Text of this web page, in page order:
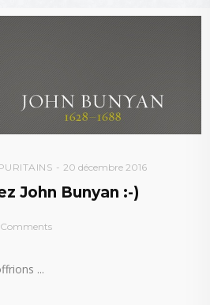
20 décembre 2016
John Bunyan :-)